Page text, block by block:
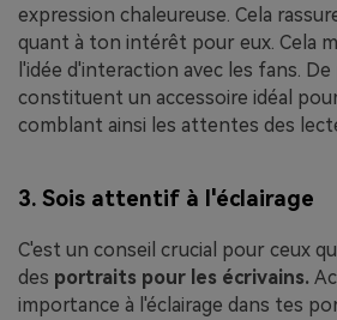
expression chaleureuse. Cela
quant à ton intérêt pour eux. Cela
l'idée d'interaction avec les fans.
constituent un accessoire idéal
comblant ainsi les attentes des
3. Sois attentif à l'éclairage
C'est un conseil crucial pour ceux
des portraits pour les écrivains.
importance à l'éclairage dans tes